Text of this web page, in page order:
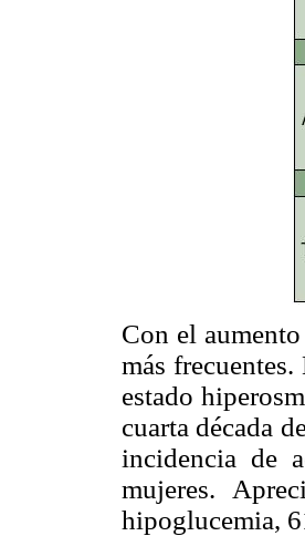
Con el
más
estado
cuarta década
incidencia de
mujeres.
hipoglucemia,